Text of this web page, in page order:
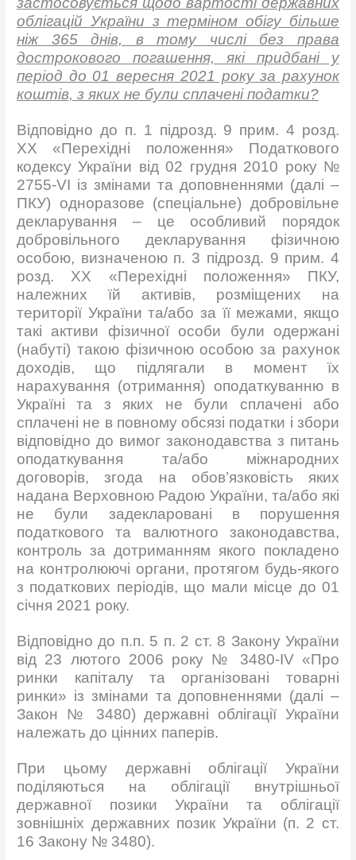
облігацій України з терміном обігу більше
ніж 365 днів, в тому числі без права
дострокового погашення, які придбані у
період до 01 вересня 2021 року за рахунок
коштів, з яких не були сплачені податки?
Відповідно до п. 1 підрозд. 9 прим. 4 розд.
ХХ «Перехідні положення» Податкового
кодексу України від 02 грудня 2010 року №
2755-VI із змінами та доповненнями (далі –
ПКУ) одноразове (спеціальне) добровільне
декларування – це особливий порядок
добровільного декларування фізичною
особою, визначеною п. 3 підрозд. 9 прим. 4
розд. ХХ «Перехідні положення» ПКУ,
належних їй активів, розміщених на
території України та/або за її межами, якщо
такі активи фізичної особи були одержані
(набуті) такою фізичною особою за рахунок
доходів, що підлягали в момент їх
нарахування (отримання) оподаткуванню в
Україні та з яких не були сплачені або
сплачені не в повному обсязі податки і збори
відповідно до вимог законодавства з питань
оподаткування та/або міжнародних
договорів, згода на обов’язковість яких
надана Верховною Радою України, та/або які
не були задекларовані в порушення
податкового та валютного законодавства,
контроль за дотриманням якого покладено
на контролюючі органи, протягом будь-якого
з податкових періодів, що мали місце до 01
січня 2021 року.
Відповідно до п.п. 5 п. 2 ст. 8 Закону України
від 23 лютого 2006 року № 3480-IV «Про
ринки капіталу та організовані товарні
ринки» із змінами та доповненнями (далі –
Закон № 3480) державні облігації України
належать до цінних паперів.
При цьому державні облігації України
поділяються на облігації внутрішньої
державної позики України та облігації
зовнішніх державних позик України (п. 2 ст.
16 Закону № 3480).